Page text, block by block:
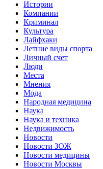
Истории
Компании
Криминал
Культура
Лайфхаки
Летние виды спорта
Личный счет
Люди
Места
Мнения
Мода
Народная медицина
Наука
Наука и техника
Недвижимость
Новости
Новости ЗОЖ
Новости медицины
Новости Москвы